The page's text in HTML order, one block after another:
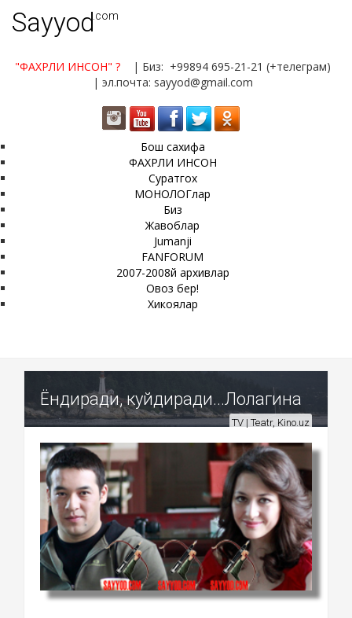
Sayyod.com
"ФАХРЛИ ИНСОН" ?
| Биз: +99894 695-21-21 (+телеграм)
| эл.почта: sayyod@gmail.com
Бош сахифа
ФАХРЛИ ИНСОН
Суратгох
МОНОЛОГлар
Биз
Жавоблар
Jumanji
FANFORUM
2007-2008й архивлар
Овоз бер!
Хикоялар
Ёндиради, куйдиради...Лолагина
TV | Teatr, Kino.uz